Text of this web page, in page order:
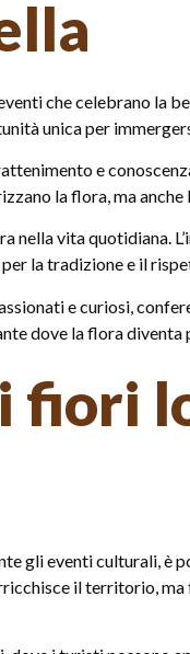
che celebrano la
unica per
e
la flora, ma
nella vita
la tradizione e il
e curiosi,
dove la flora
fiori
gli eventi culturali, è
il territorio,